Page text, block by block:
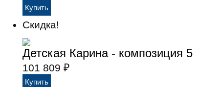
Скидка!
Детская Карина - композиция 5
101 809 ₽